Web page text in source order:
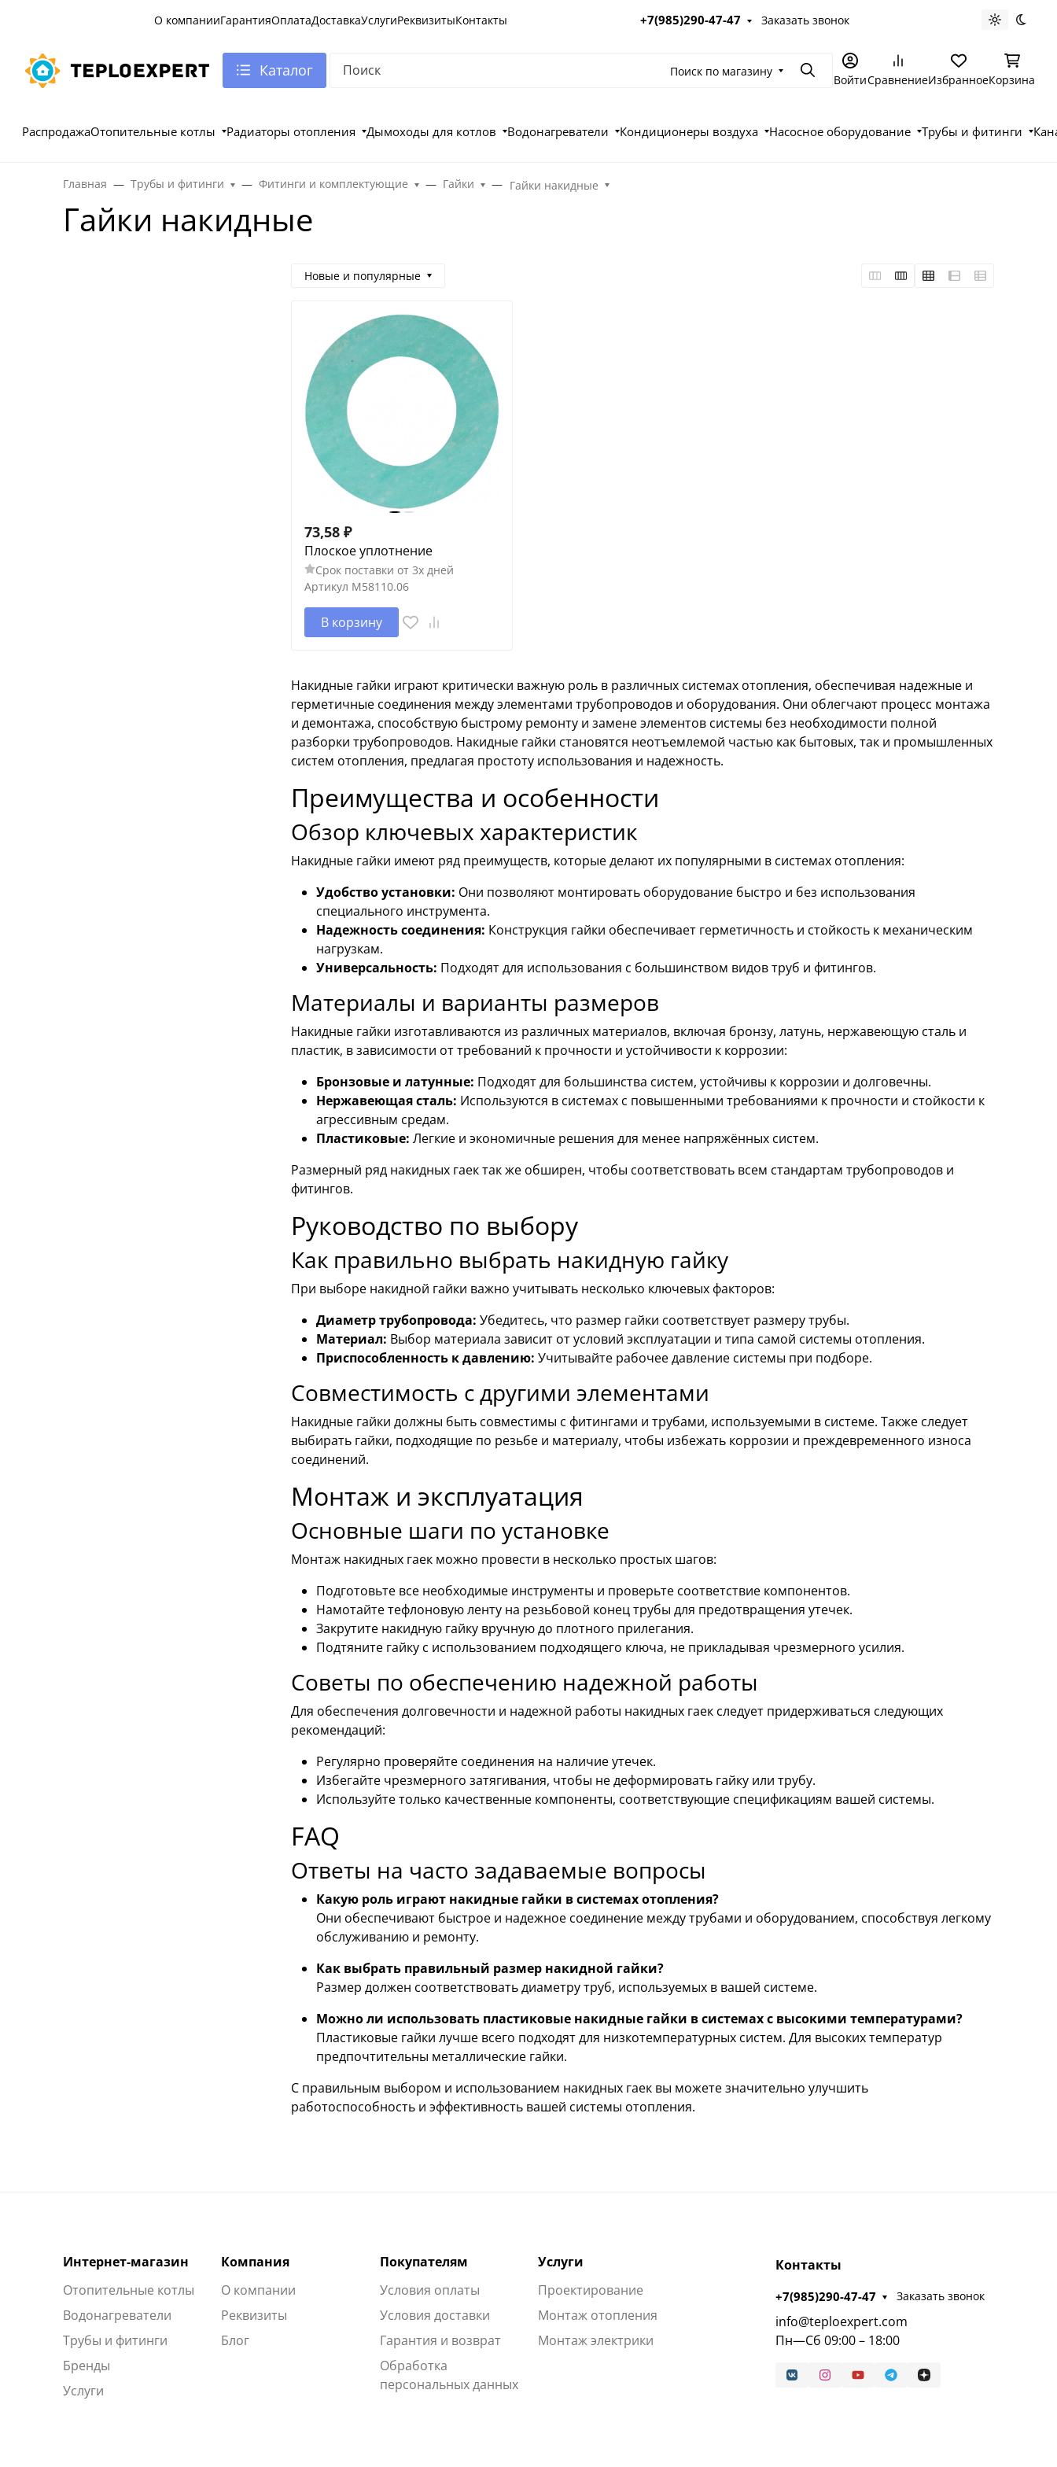
О компанииГарантияОплатаДоставкаУслугиРеквизитыКонтакты +7(985)290-47-47 Заказать звонок Светлая
Каталог Поиск по магазину ПоискВойтиСравнениеИзбранноеКорзина
РаспродажаОтопительные котлы Радиаторы отопления Дымоходы для котлов Водонагреватели Кондиционеры воздуха Насосное оборудование Трубы и фитинги
Главная Трубы и фитинги Фитинги и комплектующие Гайки Гайки накидные
Гайки накидные
Новые и популярные
73,58 ₽
Плоское уплотнение
Срок поставки от 3х дней
Артикул M58110.06
В корзину
Накидные гайки играют критически важную роль в различных системах отопления, обеспечивая надежные и
герметичные соединения между элементами трубопроводов и оборудования. Они облегчают процесс монтажа
и демонтажа, способствую быстрому ремонту и замене элементов системы без необходимости полной
разборки трубопроводов. Накидные гайки становятся неотъемлемой частью как бытовых, так и промышленных
систем отопления, предлагая простоту использования и надежность.
Преимущества и особенности
Обзор ключевых характеристик
Накидные гайки имеют ряд преимуществ, которые делают их популярными в системах отопления:
Удобство установки: Они позволяют монтировать оборудование быстро и без использования
специального инструмента.
Надежность соединения: Конструкция гайки обеспечивает герметичность и стойкость к механическим
нагрузкам.
Универсальность: Подходят для использования с большинством видов труб и фитингов.
Материалы и варианты размеров
Накидные гайки изготавливаются из различных материалов, включая бронзу, латунь, нержавеющую сталь и
пластик, в зависимости от требований к прочности и устойчивости к коррозии:
Бронзовые и латунные: Подходят для большинства систем, устойчивы к коррозии и долговечны.
Нержавеющая сталь: Используются в системах с повышенными требованиями к прочности и стойкости к
агрессивным средам.
Пластиковые: Легкие и экономичные решения для менее напряжённых систем.
Размерный ряд накидных гаек так же обширен, чтобы соответствовать всем стандартам трубопроводов и
фитингов.
Руководство по выбору
Как правильно выбрать накидную гайку
При выборе накидной гайки важно учитывать несколько ключевых факторов:
Диаметр трубопровода: Убедитесь, что размер гайки соответствует размеру трубы.
Материал: Выбор материала зависит от условий эксплуатации и типа самой системы отопления.
Приспособленность к давлению: Учитывайте рабочее давление системы при подборе.
Совместимость с другими элементами
Накидные гайки должны быть совместимы с фитингами и трубами, используемыми в системе. Также следует
выбирать гайки, подходящие по резьбе и материалу, чтобы избежать коррозии и преждевременного износа
соединений.
Монтаж и эксплуатация
Основные шаги по установке
Монтаж накидных гаек можно провести в несколько простых шагов:
Подготовьте все необходимые инструменты и проверьте соответствие компонентов.
Намотайте тефлоновую ленту на резьбовой конец трубы для предотвращения утечек.
Закрутите накидную гайку вручную до плотного прилегания.
Подтяните гайку с использованием подходящего ключа, не прикладывая чрезмерного усилия.
Советы по обеспечению надежной работы
Для обеспечения долговечности и надежной работы накидных гаек следует придерживаться следующих
рекомендаций:
Регулярно проверяйте соединения на наличие утечек.
Избегайте чрезмерного затягивания, чтобы не деформировать гайку или трубу.
Используйте только качественные компоненты, соответствующие спецификациям вашей системы.
FAQ
Ответы на часто задаваемые вопросы
Какую роль играют накидные гайки в системах отопления?
Они обеспечивают быстрое и надежное соединение между трубами и оборудованием, способствуя легкому
обслуживанию и ремонту.
Как выбрать правильный размер накидной гайки?
Размер должен соответствовать диаметру труб, используемых в вашей системе.
Можно ли использовать пластиковые накидные гайки в системах с высокими температурами?
Пластиковые гайки лучше всего подходят для низкотемпературных систем. Для высоких температур
предпочтительны металлические гайки.
С правильным выбором и использованием накидных гаек вы можете значительно улучшить
работоспособность и эффективность вашей системы отопления.
Интернет-магазин
Отопительные котлы
Водонагреватели
Трубы и фитинги
Бренды
Услуги
Компания
О компании
Реквизиты
Блог
Покупателям
Условия оплаты
Условия доставки
Гарантия и возврат
Обработка
персональных данных
Услуги
Проектирование
Монтаж отопления
Монтаж электрики
Контакты
+7(985)290-47-47 Заказать звонок
info@teploexpert.com
Пн—Сб 09:00 – 18:00